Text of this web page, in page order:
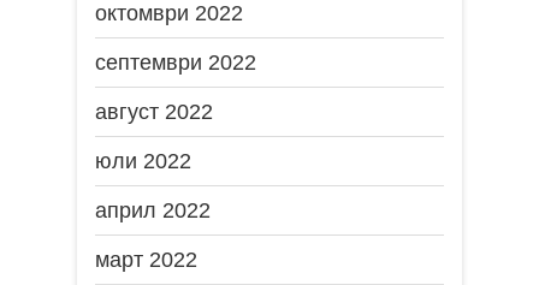
октомври 2022
септември 2022
август 2022
юли 2022
април 2022
март 2022